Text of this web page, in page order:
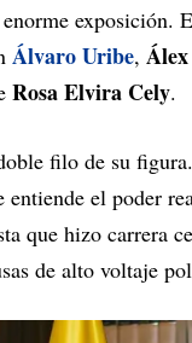
exposición.
Álvaro Uribe,
Rosa Elvira Cely.
filo de su
entiende el poder
que hizo carrera
de alto voltaje